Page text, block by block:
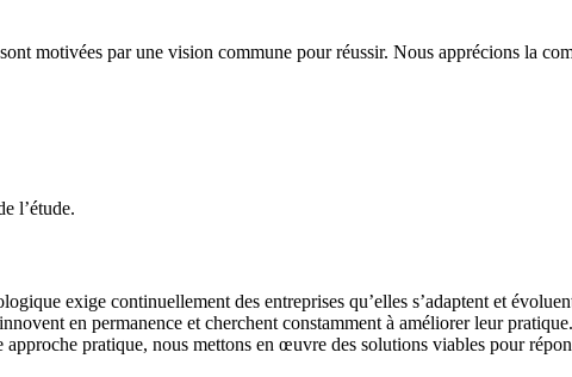
motivées par une vision commune pour réussir. Nous apprécions la
l’étude.
exige continuellement des entreprises qu’elles s’adaptent et
en permanence et cherchent constamment à améliorer leur
approche pratique, nous mettons en œuvre des solutions viables pour